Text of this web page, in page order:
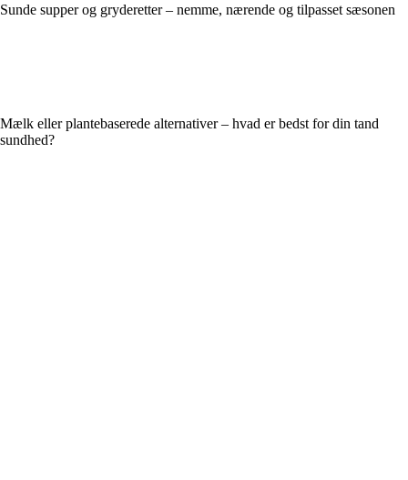
Sunde supper og gryderetter – nemme, nærende og tilpasset sæsonen
Mælk eller plantebaserede alternativer – hvad er bedst for din tand
sundhed?